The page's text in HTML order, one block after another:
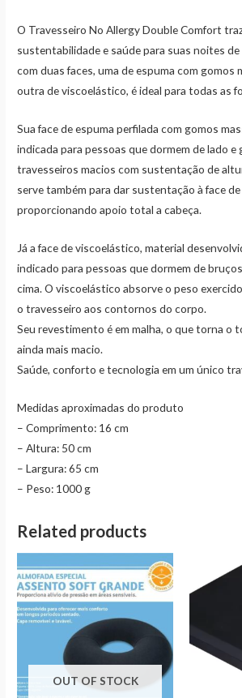
O Travesseiro No Allergy Double Comfort
sustentabilidade e saúde para suas noites
com duas faces, uma de espuma com gomos
outra de viscoelástico, é ideal para todas as
Sua face de espuma perfilada com gomos
indicada para pessoas que dormem de lado e
travesseiros macios com sustentação de
serve também para dar sustentação à face
proporcionando apoio total a cabeça.
Já a face de viscoelástico, material
indicado para pessoas que dormem de
cima. O viscoelástico absorve o peso
o travesseiro aos contornos do corpo.
Seu revestimento é em malha, o que torna o
ainda mais macio.
Saúde, conforto e tecnologia em um único
Medidas aproximadas do produto
– Comprimento: 16 cm
– Altura: 50 cm
– Largura: 65 cm
– Peso: 1000 g
Related products
OUT OF STOCK